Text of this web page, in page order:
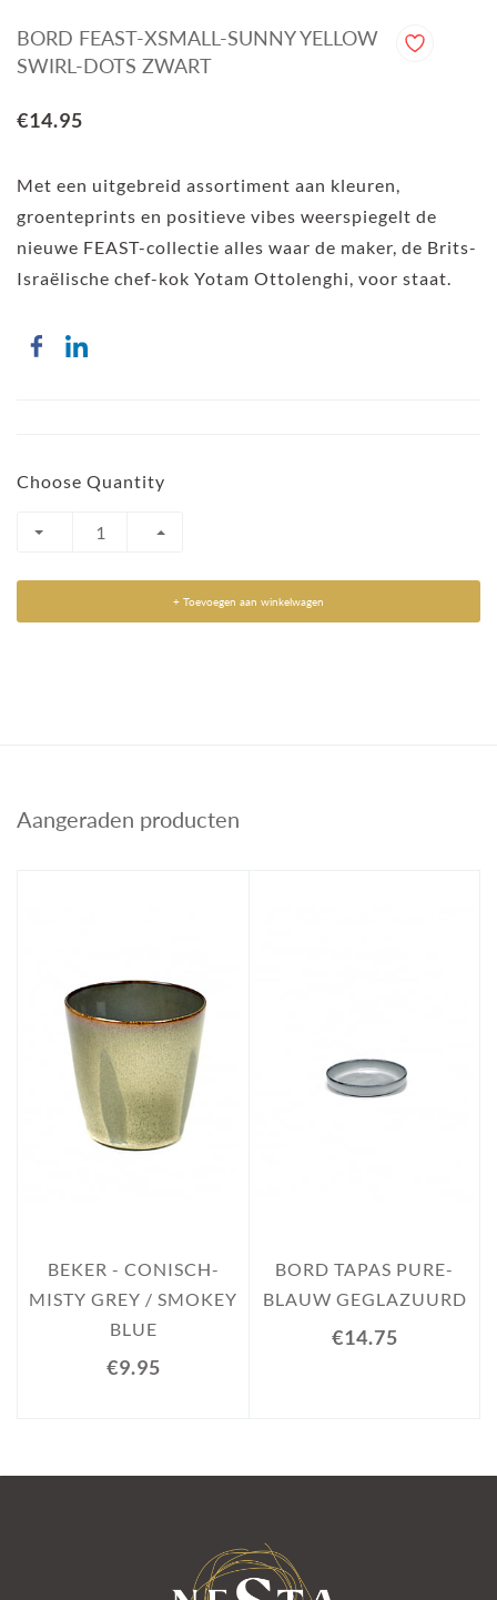
BORD FEAST-XSMALL-SUNNY YELLOW
SWIRL-DOTS ZWART
€14.95
Met een uitgebreid assortiment aan kleuren,
groenteprints en positieve vibes weerspiegelt de
nieuwe FEAST-collectie alles waar de maker, de Brits-
Israëlische chef-kok Yotam Ottolenghi, voor staat.
Choose Quantity
+ Toevoegen aan winkelwagen
Aangeraden producten
BEKER - CONISCH-
MISTY GREY / SMOKEY
BLUE
€9.95
BORD TAPAS PURE-
BLAUW GEGLAZUURD
€14.75